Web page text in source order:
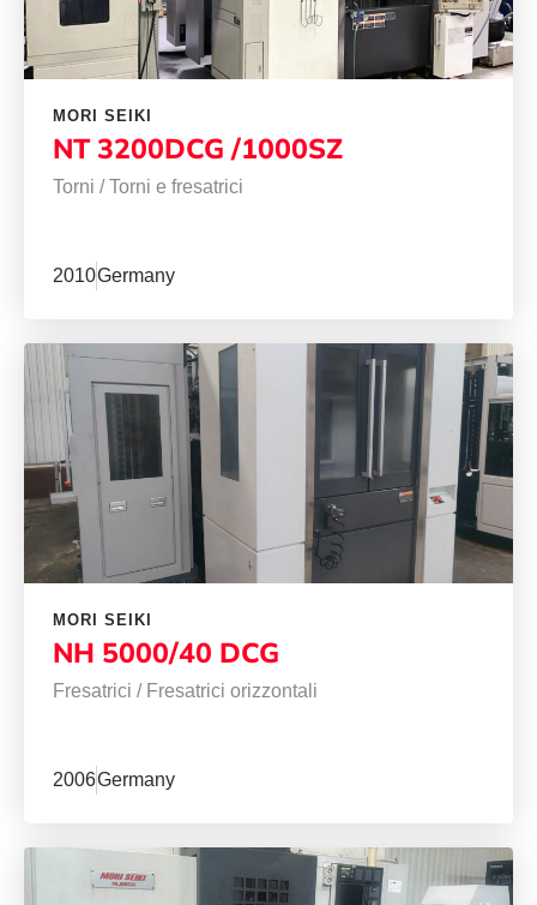
MORI SEIKI
NT 3200DCG /1000SZ
Torni /Torni e fresatrici
2010Germany
MORI SEIKI
NH 5000/40 DCG
Fresatrici / Fresatrici orizzontali
2006Germany